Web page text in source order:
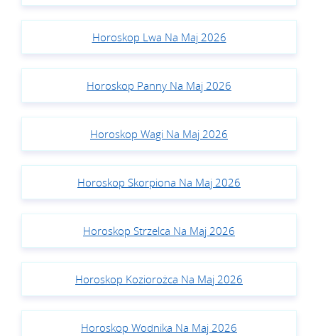
Horoskop Lwa Na Maj 2026
Horoskop Panny Na Maj 2026
Horoskop Wagi Na Maj 2026
Horoskop Skorpiona Na Maj 2026
Horoskop Strzelca Na Maj 2026
Horoskop Koziorożca Na Maj 2026
Horoskop Wodnika Na Maj 2026